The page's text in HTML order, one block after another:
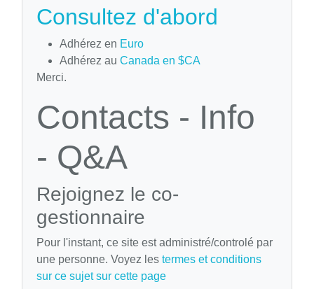
Consultez d'abord
Adhérez en Euro
Adhérez au Canada en $CA
Merci.
Contacts - Info
- Q&A
Rejoignez le co-
gestionnaire
Pour l'instant, ce site est administré/controlé par
une personne. Voyez les termes et conditions
sur ce sujet sur cette page